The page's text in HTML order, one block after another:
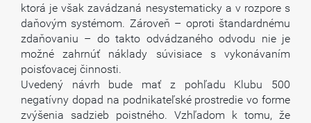
ktorá je však zavádzaná nesystematicky a v rozpore s
daňovým systémom. Zároveň – oproti štandardnému
zdaňovaniu – do takto odvádzaného odvodu nie je
možné zahrnúť náklady súvisiace s vykonávaním
poisťovacej činnosti.
Uvedený návrh bude mať z pohľadu Klubu 500
negatívny dopad na podnikateľské prostredie vo forme
zvýšenia sadzieb poistného. Vzhľadom k tomu, že